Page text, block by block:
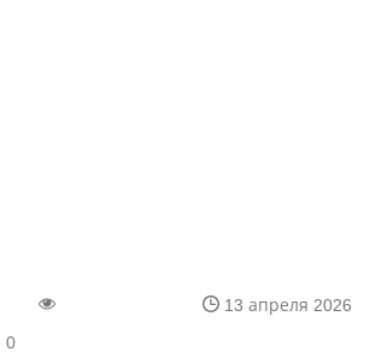
13 апреля 2026
0